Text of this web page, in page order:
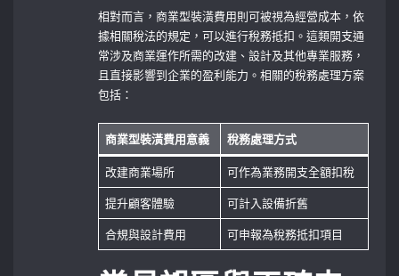
相對而言，商業型裝潢費用則可被視為經營成本，依
據相關稅法的規定，可以進行稅務抵扣。這類開支通
常涉及商業運作所需的改建、設計及其他專業服務，
且直接影響到企業的盈利能力。相關的稅務處理方案
包括：
商業型裝潢費用意義 稅務處理方式
改建商業場所
可作為業務開支全額扣稅
提升顧客體驗
可計入設備折舊
合規與設計費用
可申報為稅務抵扣項目